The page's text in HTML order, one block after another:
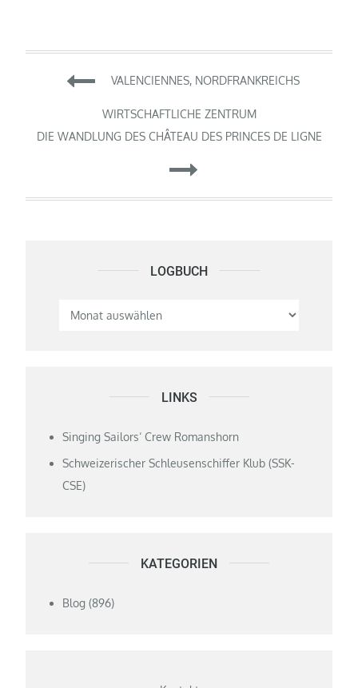
Beitragsnavigation
VALENCIENNES, NORDFRANKREICHS
WIRTSCHAFTLICHE ZENTRUM
DIE WANDLUNG DES CHÂTEAU DES PRINCES DE LIGNE
LOGBUCH Logbuch
LINKS
Singing Sailors‘ Crew Romanshorn
Schweizerischer Schleusenschiffer Klub (SSK-
CSE)
KATEGORIEN
Blog (896)